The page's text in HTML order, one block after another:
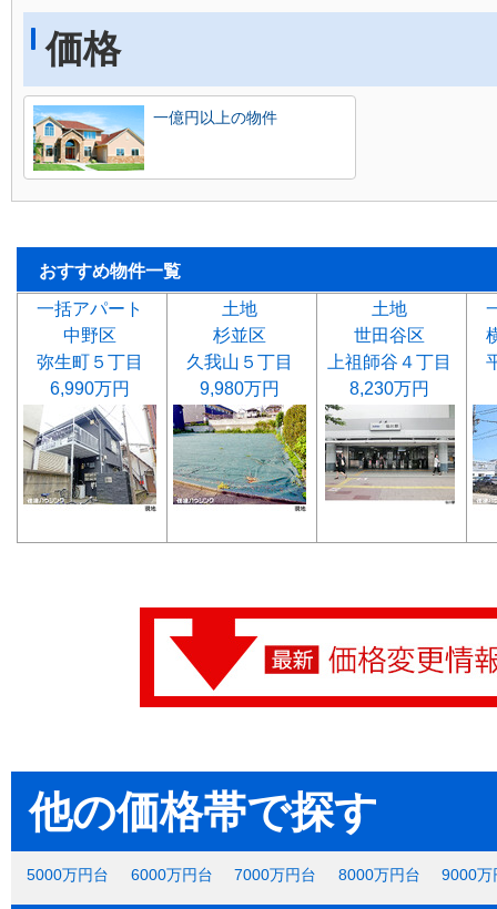
価格
一億円以上の物件
おすすめ物件一覧
一括アパート
中野区
弥生町５丁目
6,990万円
土地
杉並区
久我山５丁目
9,980万円
土地
世田谷区
上祖師谷４丁目
8,230万円
他の価格帯で探す
5000万円台 6000万円台 7000万円台 8000万円台 9000万